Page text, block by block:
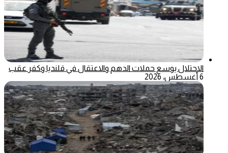
الاحتلال يوسع حملات الدهم والاعتقال في قلنديا وكفر عقب
6 أغسطس، 2026